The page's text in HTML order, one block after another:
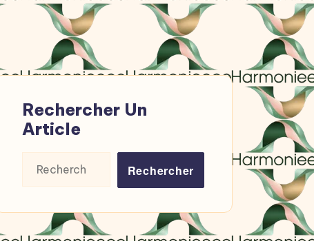
Rechercher Un
Article